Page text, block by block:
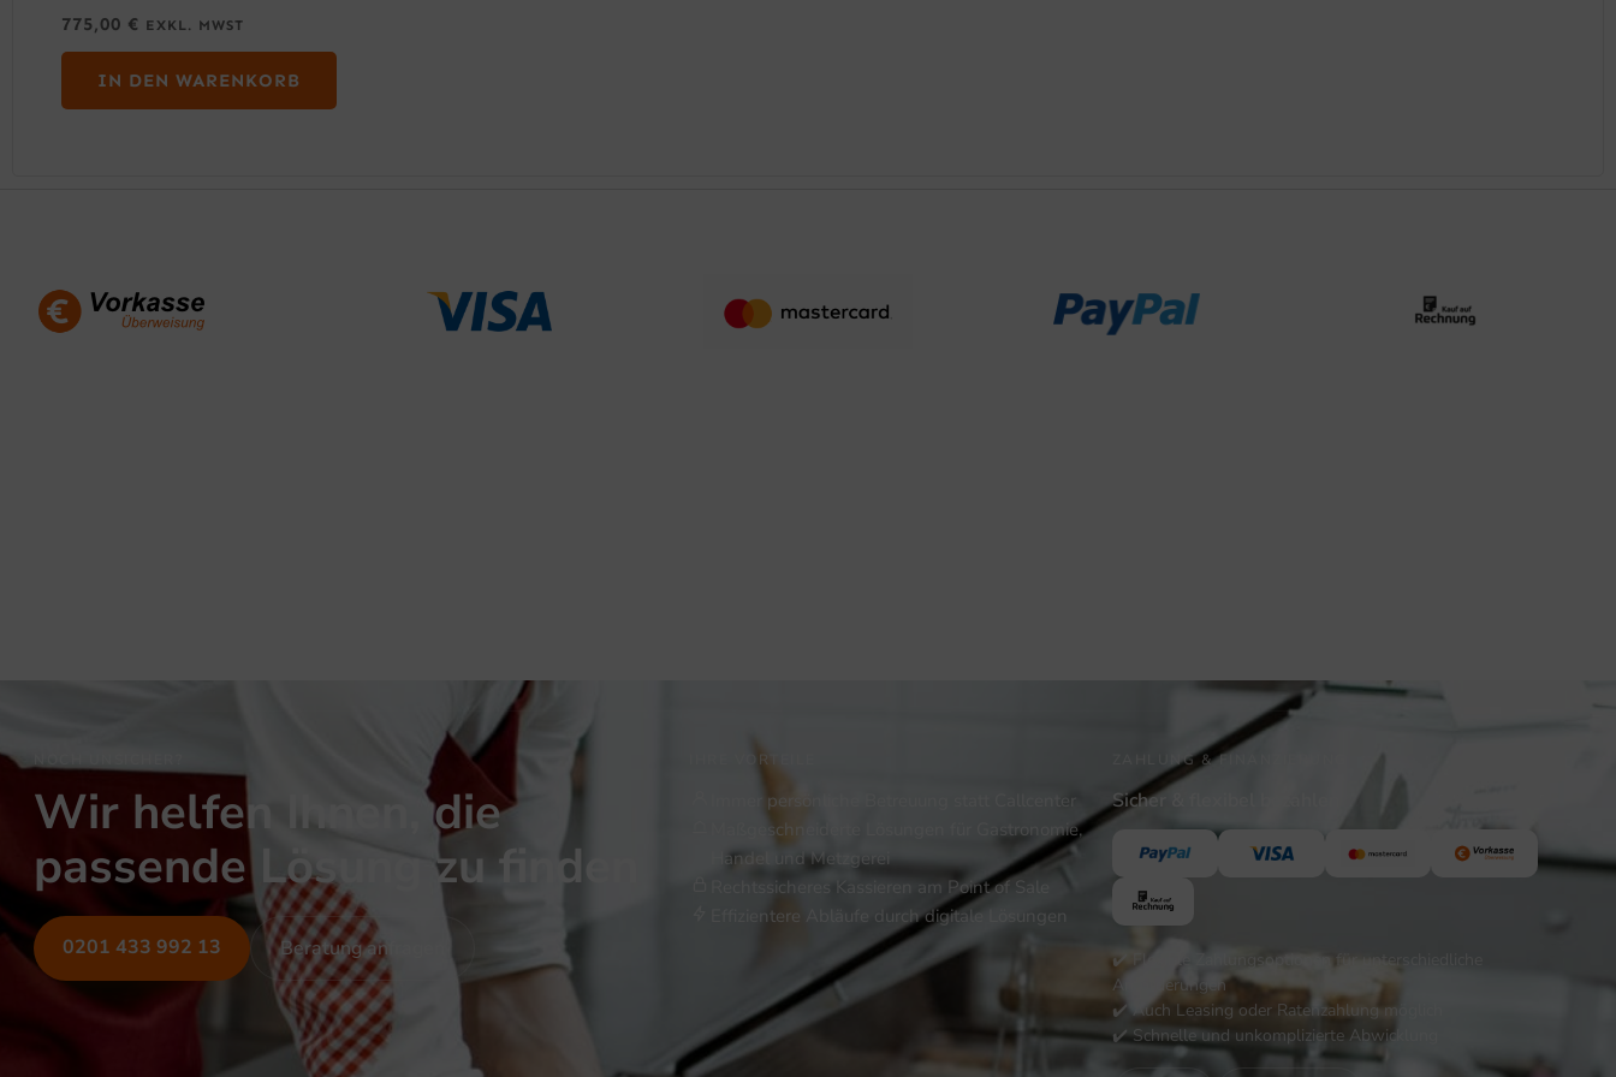
775,00 € EXKL. MWST
IN DEN WARENKORB
Wir helfen Ihnen, die
passende Lösung zu finden
0201 433 992 13 Beratung anfragen
IHRE VORTEILE
Immer persönliche Betreuung statt Callcenter
Maßgeschneiderte Lösungen für Gastronomie,
Handel und Metzgerei
Rechtssicheres Kassieren am Point of Sale
Effizientere Abläufe durch digitale Lösungen
ZAHLUNG & FINANZIERUNG
Sicher & flexibel bezahlen
✔️ Flexible Zahlungsoptionen für unterschiedliche
Anforderungen
✔️ Auch Leasing oder Ratenzahlung möglich
✔️ Schnelle und unkomplizierte Abwicklung